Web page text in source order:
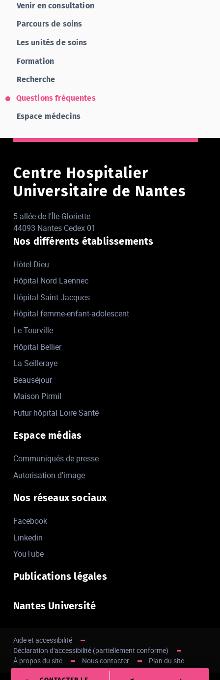
Venir en consultation
Parcours de soins
Les unités de soins
Formation
Recherche
Questions fréquentes
Espace médecins
Centre Hospitalier
Universitaire de Nantes
5 allée de l'Île-Gloriette
44093 Nantes Cedex 01
Nos différents établissements
Hôtel-Dieu
Hôpital Nord Laennec
Hôpital Saint-Jacques
Hôpital femme-enfant-adolescent
Le Tourville
Hôpital Bellier
La Seilleraye
Beauséjour
Maison Pirmil
Futur hôpital Loire Santé
Espace médias
Communiqués de presse
Autorisation d'image
Nos réseaux sociaux
Facebook
Linkedin
YouTube
Publications légales
Nantes Université
Aide et accessibilité
Déclaration d'accessibilité (partiellement conforme)
À propos du site
Nous contacter Plan du site